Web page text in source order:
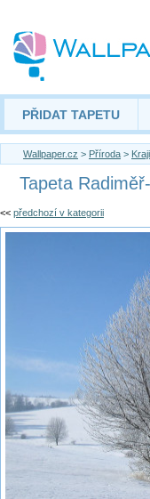
PŘIDAT TAPETU
Wallpaper.cz > Příroda >
Tapeta
<< předchozí v kategorii